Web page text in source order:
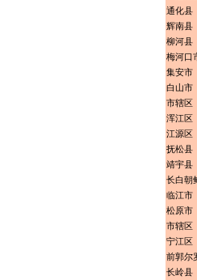
通化县
辉南县
柳河县
梅河口
集安市
白山市
市辖区
浑江区
江源区
抚松县
靖宇县
长白朝
临江市
松原市
市辖区
宁江区
前郭尔
长岭县